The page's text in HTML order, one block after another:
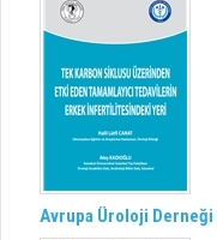
Avrupa Üroloji Derneği